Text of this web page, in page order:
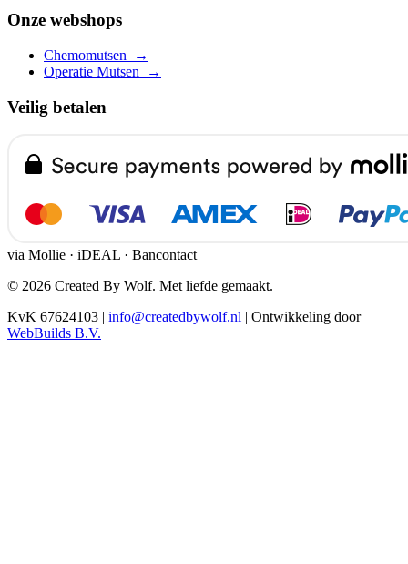
Onze webshops
Chemomutsen
→
Operatie Mutsen
→
Veilig betalen
via Mollie · iDEAL · Bancontact
© 2026 Created By Wolf. Met liefde gemaakt.
KvK 67624103 | info@createdbywolf.nl | Ontwikkeling door
WebBuilds B.V.